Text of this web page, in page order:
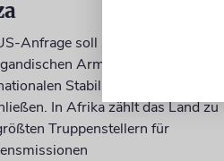
Anfrage soll sich ein Kontingent
Armee der geplanten
Stabilisierungstruppe
In Afrika zählt das Land zu
Truppenstellern für